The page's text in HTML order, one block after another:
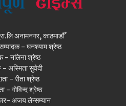
अनामनगर, काठमाडौँ
- घनश्याम श्रेष्ठ
- नलिना श्रेष्ठ
- अस्मिता सुवेदी
- रीता श्रेष्ठ
- गोविन्द श्रेष्ठ
अजय लेन्सम्यान